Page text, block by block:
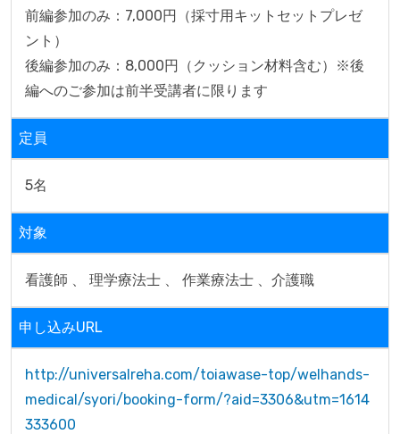
前編参加のみ：7,000円（採寸用キットセットプレゼ
ント）
後編参加のみ：8,000円（クッション材料含む）※後
編へのご参加は前半受講者に限ります
定員
5名
対象
看護師 、 理学療法士 、 作業療法士 、介護職
申し込みURL
http://universalreha.com/toiawase-top/welhands-
medical/syori/booking-form/?aid=3306&utm=1614
333600